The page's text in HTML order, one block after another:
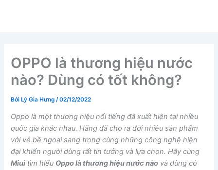
OPPO là thương hiệu nước
nào? Dùng có tốt không?
Bởi Lý Gia Hưng/02/12/2022
Oppo là một thương hiệu nổi tiếng đã xuất hiện tại nhiều
quốc gia khác nhau. Hãng đã cho ra đời nhiều sản phẩm
với vẻ bề ngoại sang trọng cùng những công nghệ hiện
đại khiến người dùng rất tin tưởng và lựa chọn. Hãy cùng
Miui tìm hiểu Oppo là thương hiệu nước nào và dùng có